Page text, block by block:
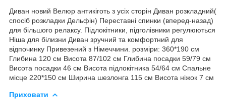
Диван новий Велюр антикіготь з усіх сторін Диван розкладний(
спосіб розкладки Дельфін) Переставні спинки (вперед-назад)
для більшого релаксу. Підлокітники, підголівники регулюються
Ніша для білизни Диван зручний та комфортний для
відпочинку Привезений з Німеччини. розміри: 360*190 см
Глибина 120 см Висота 87/102 см Глибина посадки 59/79 см
Висота посадки 46 см Висота підлокітника 54/64 см Спальне
місце 220*150 см Ширина шезлонга 115 см Висота ніжок 7 см
Приховати